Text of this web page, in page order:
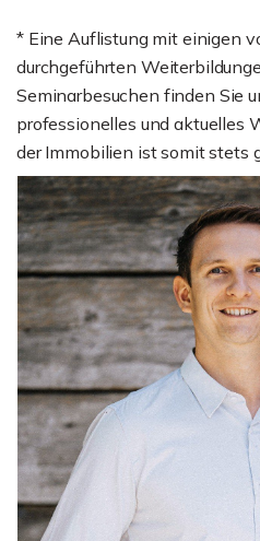
* Eine Auflistung mit einigen
durchgeführten
Seminarbesuchen finden Sie
professionelles und aktuelles
der Immobilien ist somit stets